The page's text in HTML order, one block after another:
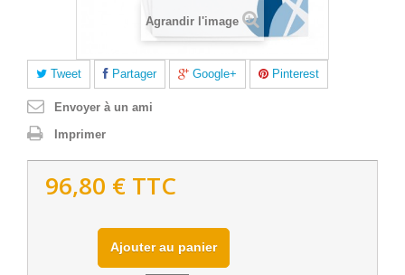
Agrandir l'image
Tweet Partager Google+ Pinterest
Envoyer à un ami
Imprimer
96,80 € TTC
Ajouter au panier